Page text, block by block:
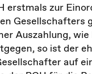
erstmals zur
Gesellschafters
Auszahlung,
so ist der
auf